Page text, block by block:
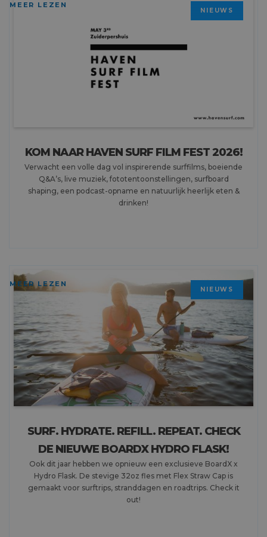
KOM NAAR HAVEN SURF FILM FEST 2026!
Verwacht een volle dag vol inspirerende surffilms, boeiende
Q&A’s, live muziek, fototentoonstellingen, surfboard
shaping, een podcast-opname en natuurlijk heerlijk eten &
drinken!
MEER LEZEN
NIEUWS
SURF. HYDRATE. REFILL. REPEAT. CHECK
DE NIEUWE BOARDX HYDRO FLASK!
Ook dit jaar hebben we opnieuw een exclusieve BoardX x
Hydro Flask. De stevige 32oz fles met Flex Straw Cap is
gemaakt voor surftrips, stranddagen en roadtrips. Check it
out!
MEER LEZEN
NIEUWS